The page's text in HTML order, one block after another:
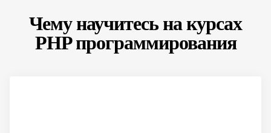
Чему научитесь на курсах
PHP программирования